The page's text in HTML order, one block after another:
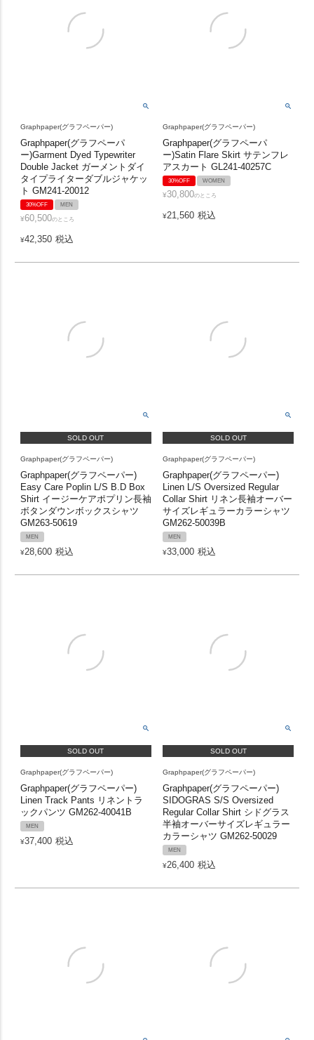
Graphpaper(グラフペーパー)
Graphpaper(グラフペーパ
ー)Garment Dyed Typewriter
Double Jacket ガーメントダイ
タイプライターダブルジャケッ
ト GM241-20012
30%OFF MEN
¥60,500のところ
¥42,350 税込
Graphpaper(グラフペーパー)
Graphpaper(グラフペーパ
ー)Satin Flare Skirt サテンフレ
アスカート GL241-40257C
30%OFF WOMEN
¥30,800のところ
¥21,560 税込
SOLD OUT
Graphpaper(グラフペーパー)
Graphpaper(グラフペーパー)
Easy Care Poplin L/S B.D Box
Shirt イージーケアポプリン長袖
ボタンダウンボックスシャツ
GM263-50619
MEN
¥28,600 税込
SOLD OUT
Graphpaper(グラフペーパー)
Graphpaper(グラフペーパー)
Linen L/S Oversized Regular
Collar Shirt リネン長袖オーバー
サイズレギュラーカラーシャツ
GM262-50039B
MEN
¥33,000 税込
SOLD OUT
Graphpaper(グラフペーパー)
Graphpaper(グラフペーパー)
Linen Track Pants リネントラ
ックパンツ GM262-40041B
MEN
¥37,400 税込
SOLD OUT
Graphpaper(グラフペーパー)
Graphpaper(グラフペーパー)
SIDOGRAS S/S Oversized
Regular Collar Shirt シドグラス
半袖オーバーサイズレギュラー
カラーシャツ GM262-50029
MEN
¥26,400 税込